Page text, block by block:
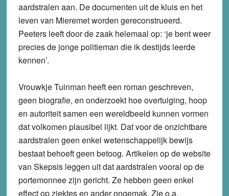
aardstralen aan. De documenten uit de kluis en het
leven van Mieremet worden gereconstrueerd.
Peeters leeft door de zaak helemaal op: ‘je bent weer
precies de jonge politieman die ik destijds leerde
kennen’.
Vrouwkje Tuinman heeft een roman geschreven,
geen biografie, en onderzoekt hoe overtuiging, hoop
en autoriteit samen een wereldbeeld kunnen vormen
dat volkomen plausibel lijkt. Dat voor de onzichtbare
aardstralen geen enkel wetenschappelijk bewijs
bestaat behoeft geen betoog. Artikelen op de website
van Skepsis leggen uit dat aardstralen vooral op de
portemonnee zijn gericht. Ze hebben geen enkel
effect op ziektes en ander ongemak. Zie o.a.